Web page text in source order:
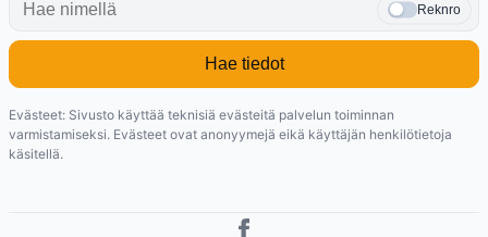
Reknro
Hae tiedot
Evästeet: Sivusto käyttää teknisiä evästeitä palvelun toiminnan
varmistamiseksi. Evästeet ovat anonyymejä eikä käyttäjän henkilötietoja
käsitellä.